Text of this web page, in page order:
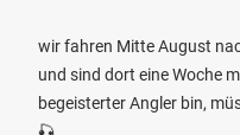
wir fahren Mitte August
und sind dort eine Woche
begeisterter Angler bin,